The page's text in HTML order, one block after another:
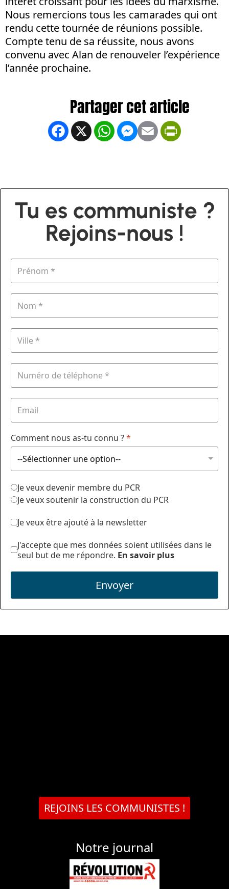
Nous remercions tous les camarades qui ont
rendu cette tournée de réunions possible.
Compte tenu de sa réussite, nous avons
convenu avec Alan de renouveler l’expérience
l’année prochaine.
Facebook
X WhatsApp
Messenger
Email
Tu es communiste ?
Rejoins-nous !
Comment nous as-tu connu ?*
Je veux devenir membre du PCR
Je veux soutenir la construction du PCR
Je veux être ajouté à la newsletter
J'accepte que mes données soient utilisées dans le
seul but de me répondre. En savoir plus
Envoyer
REJOINS LES COMMUNISTES !
Notre journal